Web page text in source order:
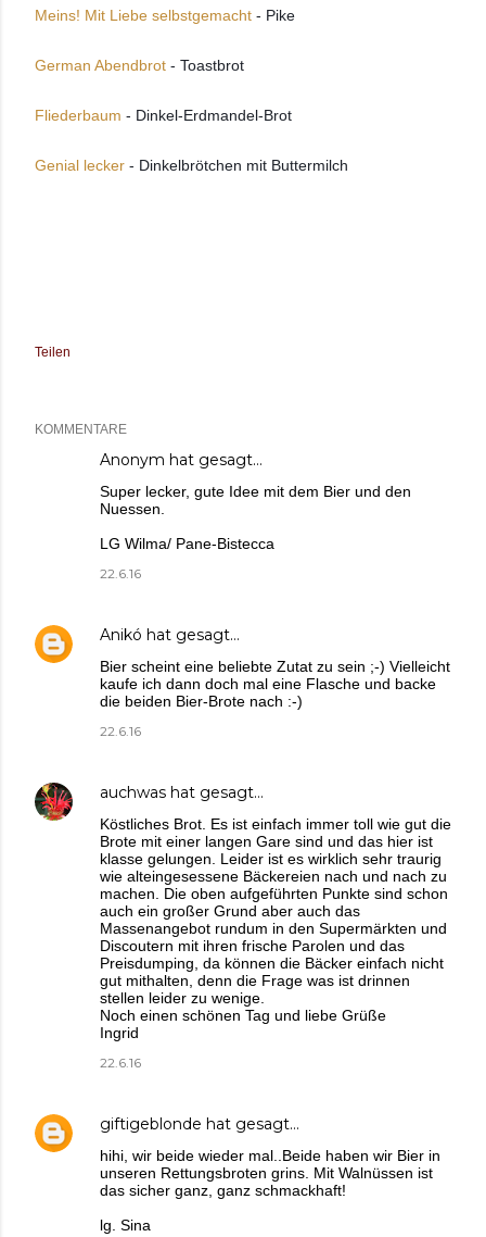
Meins! Mit Liebe selbstgemacht - Pike
German Abendbrot - Toastbrot
Fliederbaum - Dinkel-Erdmandel-Brot
Genial lecker - Dinkelbrötchen mit Buttermilch
Teilen
KOMMENTARE
Anonym hat gesagt…
Super lecker, gute Idee mit dem Bier und den
Nuessen.
LG Wilma/ Pane-Bistecca
22.6.16
Anikó hat gesagt…
Bier scheint eine beliebte Zutat zu sein ;-) Vielleicht
kaufe ich dann doch mal eine Flasche und backe
die beiden Bier-Brote nach :-)
22.6.16
auchwas hat gesagt…
Köstliches Brot. Es ist einfach immer toll wie gut die
Brote mit einer langen Gare sind und das hier ist
klasse gelungen. Leider ist es wirklich sehr traurig
wie alteingesessene Bäckereien nach und nach zu
machen. Die oben aufgeführten Punkte sind schon
auch ein großer Grund aber auch das
Massenangebot rundum in den Supermärkten und
Discoutern mit ihren frische Parolen und das
Preisdumping, da können die Bäcker einfach nicht
gut mithalten, denn die Frage was ist drinnen
stellen leider zu wenige.
Noch einen schönen Tag und liebe Grüße
Ingrid
22.6.16
giftigeblonde hat gesagt…
hihi, wir beide wieder mal..Beide haben wir Bier in
unseren Rettungsbroten grins. Mit Walnüssen ist
das sicher ganz, ganz schmackhaft!
lg. Sina